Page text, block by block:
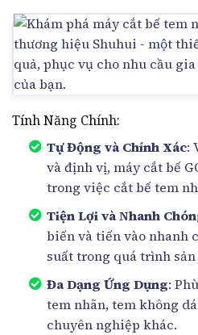
Tính Năng Chính:
Tự Động và Chính Xác:
và định vị, máy cắt bế
trong việc cắt bế tem
Tiện Lợi và Nhanh
biến và tiến vào nhanh
suất trong quá trình sản
Đa Dạng Ứng Dụng:
tem nhãn, tem không
chuyên nghiệp khác.